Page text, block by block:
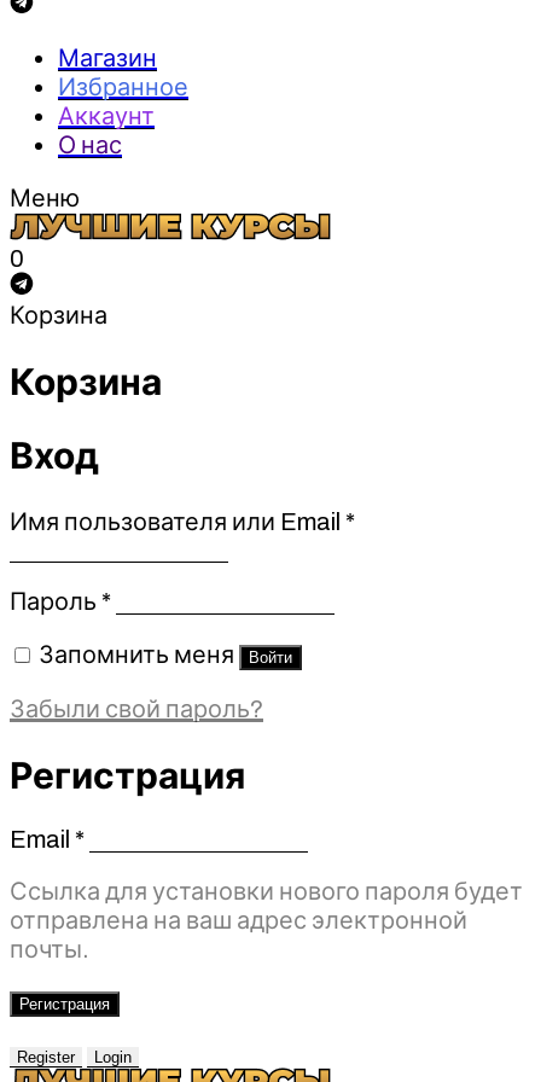
Магазин
Избранное
Аккаунт
О нас
Меню
0
Корзина
Корзина
Вход
Имя пользователя или Email *Обязательно
Пароль *Обязательно
Запомнить меня Войти
Забыли свой пароль?
Регистрация
Email *Обязательно
Ссылка для установки нового пароля будет
отправлена ​​на ваш адрес электронной
почты.
Регистрация
Register Login